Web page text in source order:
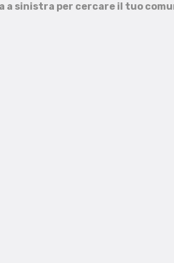
a sinistra per cercare il tuo